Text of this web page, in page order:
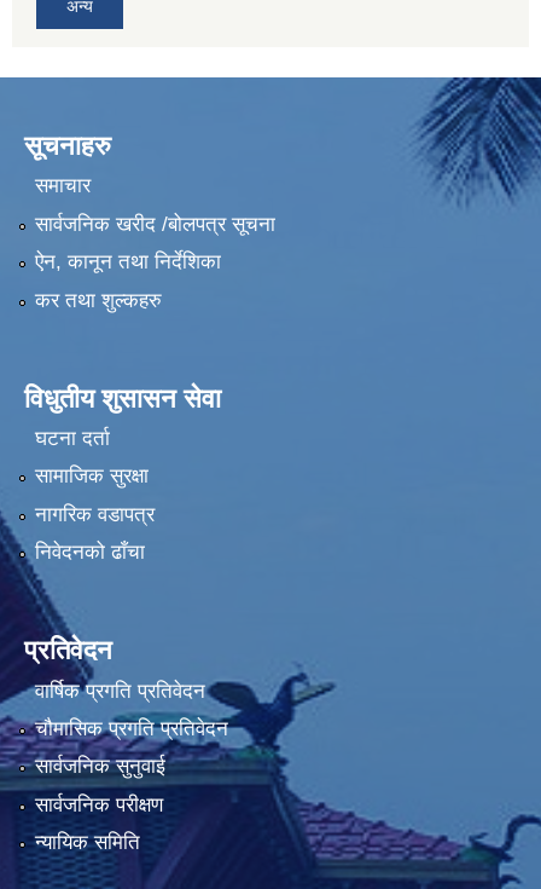
अन्य
सूचनाहरु
समाचार
सार्वजनिक खरीद /बोलपत्र सूचना
ऐन, कानून तथा निर्देशिका
कर तथा शुल्कहरु
विधुतीय शुसासन सेवा
घटना दर्ता
सामाजिक सुरक्षा
नागरिक वडापत्र
निवेदनको ढाँचा
प्रतिवेदन
वार्षिक प्रगति प्रतिवेदन
चौमासिक प्रगति प्रतिवेदन
सार्वजनिक सुनुवाई
सार्वजनिक परीक्षण
न्यायिक समिति